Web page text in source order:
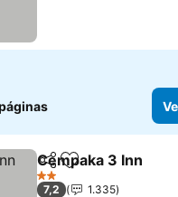
CompartirAgregar a
Cempaka 3 Inn
2 Estrellas
7,2
1.335